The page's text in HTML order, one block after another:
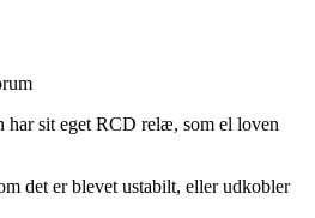
har sit eget RCD relæ, som el loven
det er blevet ustabilt, eller udkobler